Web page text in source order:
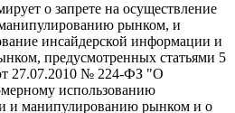
о запрете на осуществление
рынком, и
инсайдерской информации и
предусмотренных статьями 5
27.07.2010 № 224-ФЗ "О
использованию
и манипулированию рынком и о